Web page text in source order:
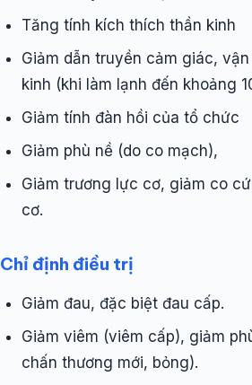
Tăng tính kích thích thần kinh
Giảm dẫn truyền cảm giác,
kinh (khi làm lạnh đến khoảng
Giảm tính đàn hồi của tổ chức
Giảm phù nề (do co mạch),
Giảm trương lực cơ, giảm co
cơ.
Chỉ định điều trị
Giảm đau, đặc biệt đau cấp.
Giảm viêm (viêm cấp), giảm
chấn thương mới, bỏng).